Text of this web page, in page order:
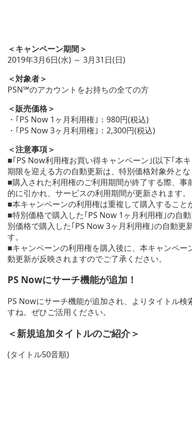
＜キャンペーン期間＞
2019年3月6日(水) ～ 3月31日(日)
＜対象者＞
PSN℠のアカウントをお持ちの全ての方
＜販売価格＞
・｢PS Now 1ヶ月利用権｣：980円(税込)
・｢PS Now 3ヶ月利用権｣：2,300円(税込)
＜注意事項＞
■｢PS Now利用権お買い得キャンペーン｣(以下｢本
期限を迎える方の自動更新は、特別価格対象外とな
■購入された利用権のご利用期間が終了する際、
的に引かれ、サービスの利用期間が更新されます。
■本キャンペーンの利用権は重複して購入すること
■特別価格で購入した｢PS Now 1ヶ月利用権｣の自
別価格で購入した｢PS Now 3ヶ月利用権｣の自動
す。
■キャンペーンの利用権を購入後に、本キャンペ
動更新が反映されますのでご了承ください。
PS Nowにサーチ機能が追加！
PS Nowにサーチ機能が追加され、よりタイトル
すね。ぜひご活用ください。
＜新規追加タイトルのご紹介＞
(タイトル50音順)